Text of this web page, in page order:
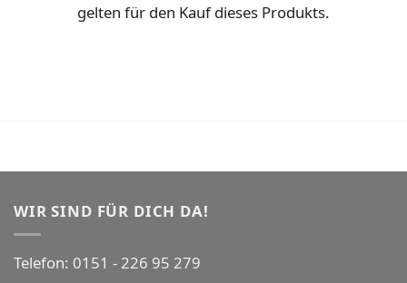
gelten für den Kauf dieses Produkts.
WIR SIND FÜR DICH DA!
Telefon: 0151 - 226 95 279